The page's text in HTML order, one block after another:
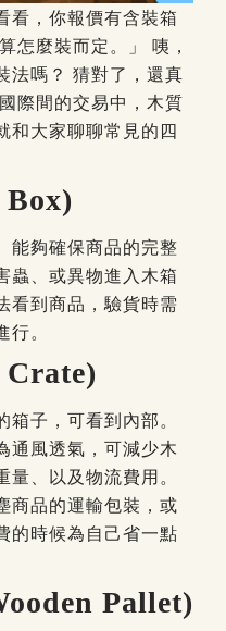
看，你報價有含裝箱
怎麼裝而定。」
咦，
法嗎？ 猜對了，還真
際間的交易中，木質
和大家聊聊常見的四
能夠確保商品的完整
蟲、或異物進入木箱
看到商品，驗貨時需
行。
Crate)
箱子，可看到內部。
通風透氣，可減少木
、以及物流費用。
商品的運輸包裝，或
的時候為自己省一點
Pallet)